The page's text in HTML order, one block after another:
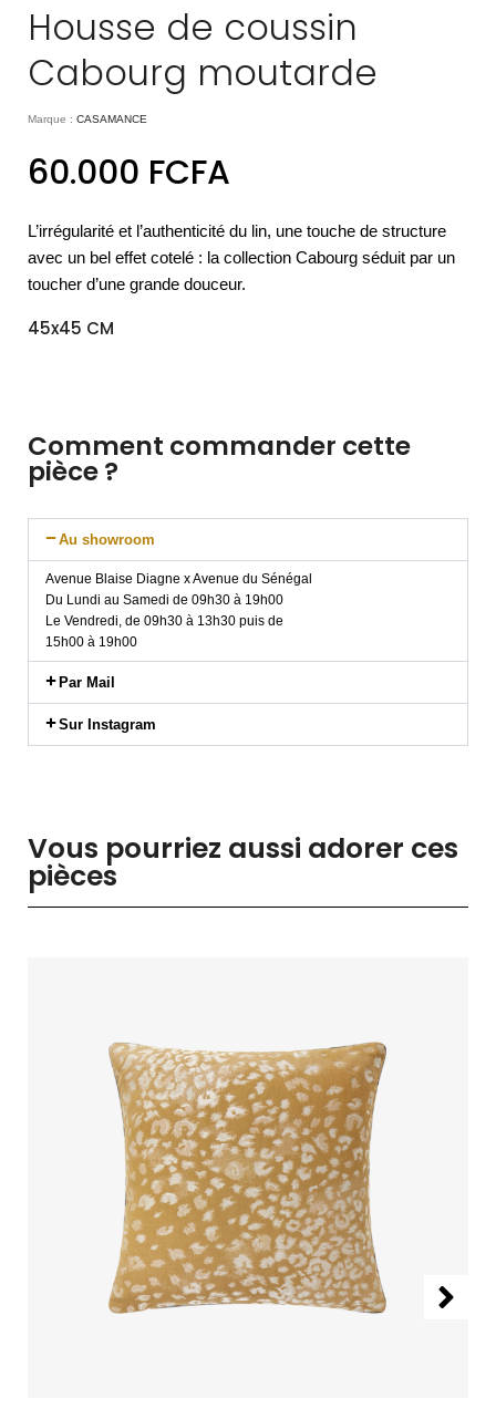
Housse de coussin
Cabourg moutarde
Marque : CASAMANCE
60.000 FCFA
L’irrégularité et l’authenticité du lin, une touche de structure
avec un bel effet cotelé : la collection Cabourg séduit par un
toucher d’une grande douceur.
45x45 CM
Comment commander cette
pièce ?
Au showroom
Avenue Blaise Diagne x Avenue du Sénégal
Du Lundi au Samedi de 09h30 à 19h00
Le Vendredi, de 09h30 à 13h30 puis de
15h00 à 19h00
Par Mail
Sur Instagram
Vous pourriez aussi adorer ces
pièces